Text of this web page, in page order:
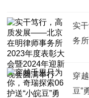
实
务
穿
豆”